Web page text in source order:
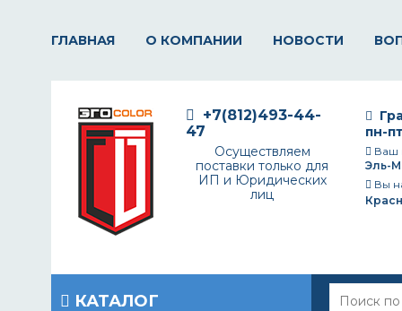
ГЛАВНАЯ О КОМПАНИИ НОВОСТИ
пн-
Ваш
Эль-
Вы
+7(812)493-44-
47
Осуществляем
поставки только для
ИП и Юридических
лиц
КАТАЛОГ